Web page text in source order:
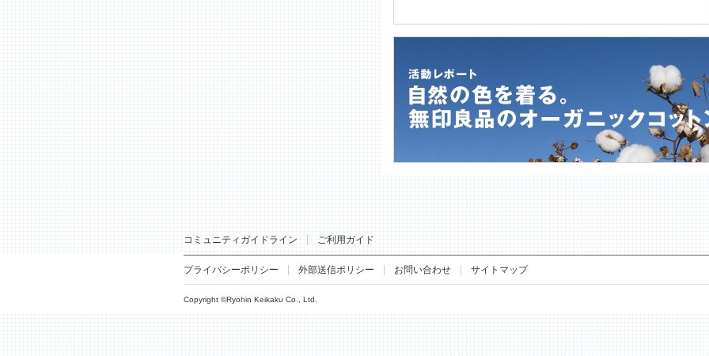
コミュニティガイドライン ご利用ガイド
プライバシーポリシー 外部送信ポリシー お問い合わせ サイトマップ
Copyright ©Ryohin Keikaku Co., Ltd.